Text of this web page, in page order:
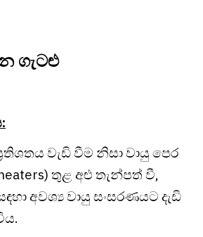
ගැටළු
වැඩි වීම නිසා වායු පෙර
තුළ අළු තැන්පත් වී,
අවශ්‍ය වායු සංසරණයට දැඩි